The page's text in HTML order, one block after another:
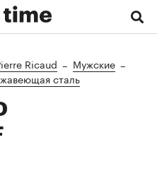
Ricaud
Мужские
сталь